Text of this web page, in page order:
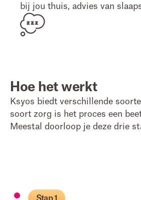
bij jou thuis, advies van
Hoe het werkt
Ksyos biedt verschillende
soort zorg is het proces een
Meestal doorloop je deze drie